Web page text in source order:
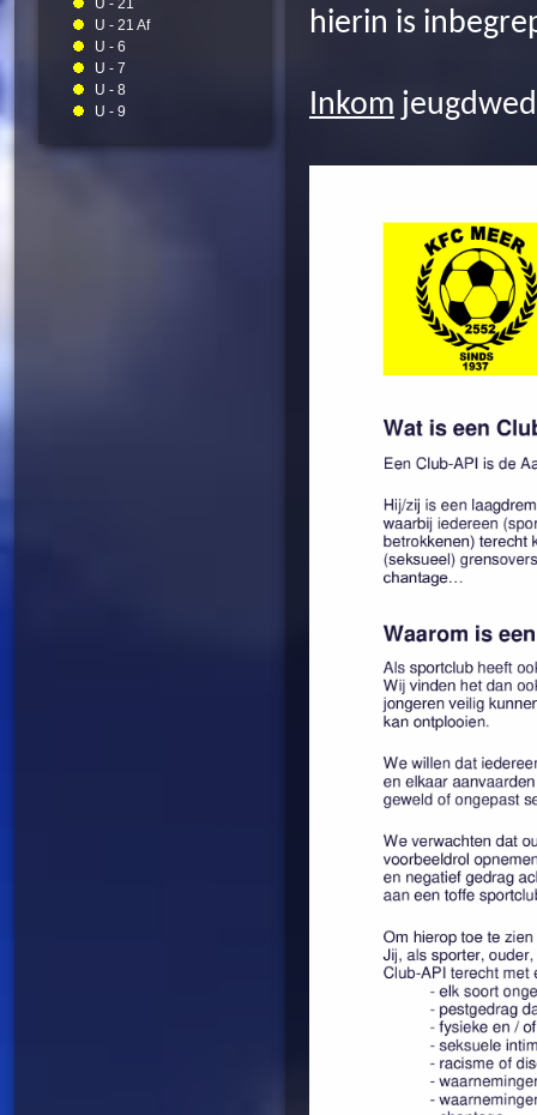
U - 21
U - 21 Af
U - 6
U - 7
U - 8
U - 9
hierin is
Inkom